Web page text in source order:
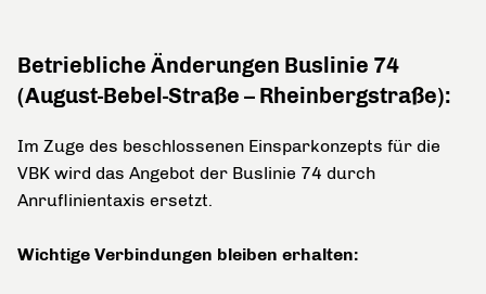
Betriebliche Änderungen Buslinie 74
(August-Bebel-Straße – Rheinbergstraße):
Im Zuge des beschlossenen Einsparkonzepts für die
VBK wird das Angebot der Buslinie 74 durch
Anruflinientaxis ersetzt.
Wichtige Verbindungen bleiben erhalten: